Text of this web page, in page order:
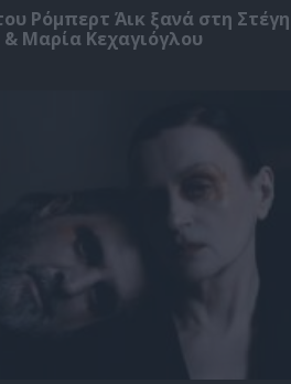
Ρόμπερτ Άικ ξανά στη
Μαρία Κεχαγιόγλου